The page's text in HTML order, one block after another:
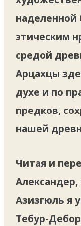
наделенной
этическим
средой
Арцахцы
духе и по
предков,
нашей
Читая и
Азизгюль я
Тебур-